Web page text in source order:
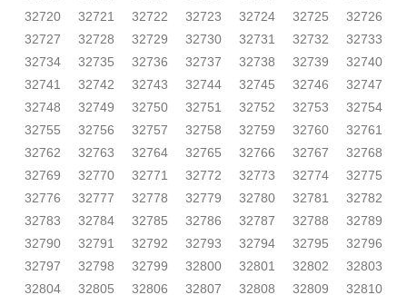
32720
32721 32722 32723 32724 32725
32726
32727
32728 32729 32730 32731 32732
32733
32734
32735 32736 32737 32738 32739
32740
32741
32742 32743 32744 32745 32746
32747
32748
32749 32750 32751 32752 32753
32754
32755
32756 32757 32758 32759 32760
32761
32762
32763 32764 32765 32766 32767
32768
32769
32770 32771 32772 32773 32774
32775
32776
32777 32778 32779 32780 32781
32782
32783
32784 32785 32786 32787 32788
32789
32790
32791 32792 32793 32794 32795
32796
32797
32798 32799 32800 32801 32802
32803
32804
32805 32806 32807 32808 32809 32810